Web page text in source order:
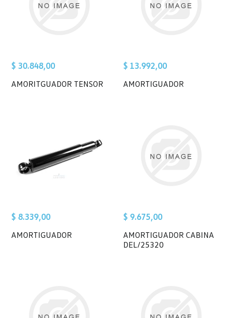
$ 30.848,00
AMORITGUADOR TENSOR
$ 13.992,00
AMORTIGUADOR
$ 8.339,00
AMORTIGUADOR
$ 9.675,00
AMORTIGUADOR CABINA
DEL/25320